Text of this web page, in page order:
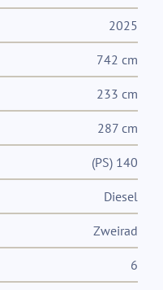
2025
742 cm
233 cm
287 cm
(PS) 140
Diesel
Zweirad
6